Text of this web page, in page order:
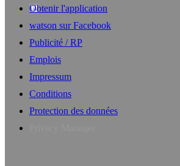
Obtenir l'application
watson sur Facebook
Publicité / RP
Emplois
Impressum
Conditions
Protection des données